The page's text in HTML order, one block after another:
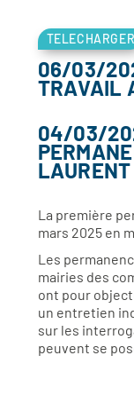
TELECHARGER
06/03/
TRAVAIL
04/03/
LAURENT
La première
mars 2025 en
Les
mairies des
ont pour
un entretien
sur les
peuvent se